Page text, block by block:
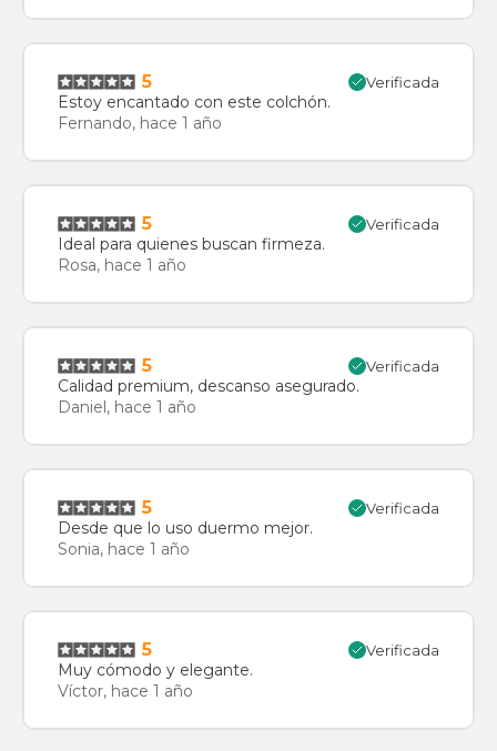
5 Verificada
Estoy encantado con este colchón.
Fernando, hace 1 año
5 Verificada
Ideal para quienes buscan firmeza.
Rosa, hace 1 año
5 Verificada
Calidad premium, descanso asegurado.
Daniel, hace 1 año
5 Verificada
Desde que lo uso duermo mejor.
Sonia, hace 1 año
5 Verificada
Muy cómodo y elegante.
Víctor, hace 1 año